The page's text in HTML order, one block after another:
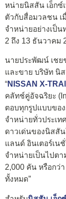
หน่ายนิสสัน เอ็กซ์
ตัวกับสื่อมวลชน เ
จำหน่ายอย่างเป็น
2 ถึง 13 ธันวาคม
นายประพัฒน์ เชย
และขาย บริษัท นิส
“NISSAN X-
คลัทช์คู่อัจฉริยะ
ตอบทุกรูปแบบขอ
จำหน่ายทั่วประเ
ดาวเด่นของนิสสั
แลนด์ อินเตอร์เน
จำหน่ายเป็นไปต
2,000 คัน หรือกว่
ทั้งหมด”